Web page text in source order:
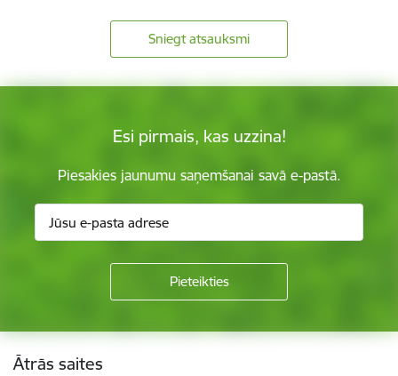
Sniegt atsauksmi
Esi pirmais, kas uzzina!
Piesakies jaunumu saņemšanai savā e-pastā.
Kājene
Ātrās saites